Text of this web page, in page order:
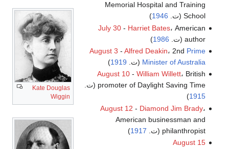
Kate Douglas
Wiggin
Memorial Hospital and Training
School (ت.
1946
)
July 30- Harriet Bates، American
author (ت.
1986
)
August 3 - Alfred Deakin، 2nd Prime
Minister of Australia (ت. 1919
)
August 10- William Willett، British
promoter of Daylight Saving Time (ت.
1915
)
August 12 - Diamond Jim Brady،
American businessman and
philanthropist (ت.
1917
)
August 15